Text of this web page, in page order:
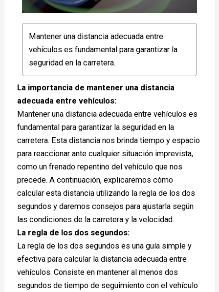
Mantener una distancia adecuada entre
vehículos es fundamental para garantizar la
seguridad en la carretera.
La importancia de mantener una distancia
adecuada entre vehículos:
Mantener una distancia adecuada entre vehículos es
fundamental para garantizar la seguridad en la
carretera. Esta distancia nos brinda tiempo y espacio
para reaccionar ante cualquier situación imprevista,
como un frenado repentino del vehículo que nos
precede. A continuación, explicaremos cómo
calcular esta distancia utilizando la regla de los dos
segundos y daremos consejos para ajustarla según
las condiciones de la carretera y la velocidad.
La regla de los dos segundos:
La regla de los dos segundos es una guía simple y
efectiva para calcular la distancia adecuada entre
vehículos. Consiste en mantener al menos dos
segundos de tiempo de seguimiento con el vehículo